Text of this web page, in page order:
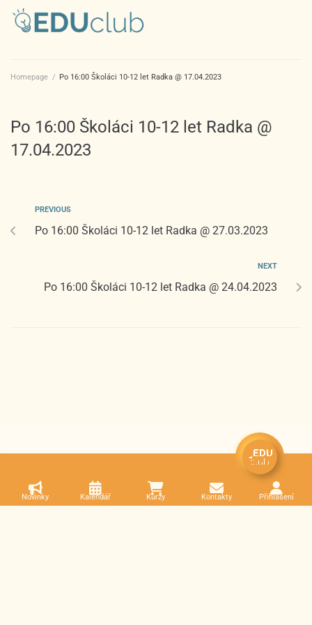
Homepage / Po 16:00 Školáci 10-12 let Radka @ 17.04.2023
Po 16:00 Školáci 10-12 let Radka @
17.04.2023
PREVIOUS
Po 16:00 Školáci 10-12 let Radka @ 27.03.2023
NEXT
Po 16:00 Školáci 10-12 let Radka @ 24.04.2023
Novinky Kalendář Kurzy Kontakty Přihlášení